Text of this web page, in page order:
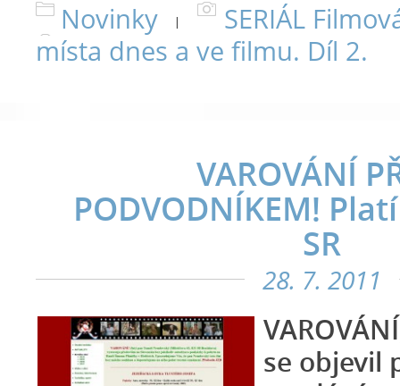
Novinky |
SERIÁL
místa dnes a ve filmu. Díl 2.
VAROVÁNÍ
PODVODNÍKEM!
SR
28. 7. 2011
se objevil